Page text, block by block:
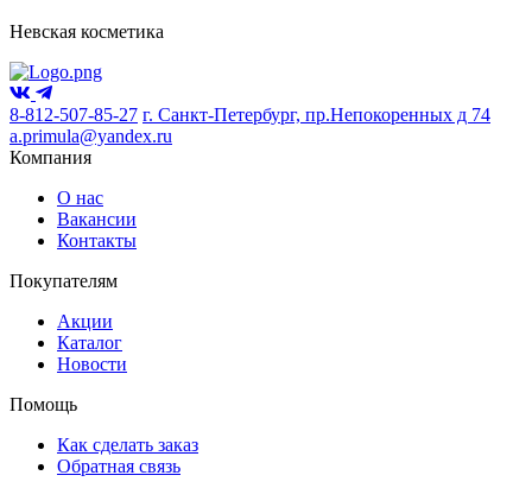
Невская косметика
8-812-507-85-27 г. Санкт-Петербург, пр.Непокоренных д 74
a.primula@yandex.ru
Компания
О нас
Вакансии
Контакты
Покупателям
Акции
Каталог
Новости
Помощь
Как сделать заказ
Обратная связь